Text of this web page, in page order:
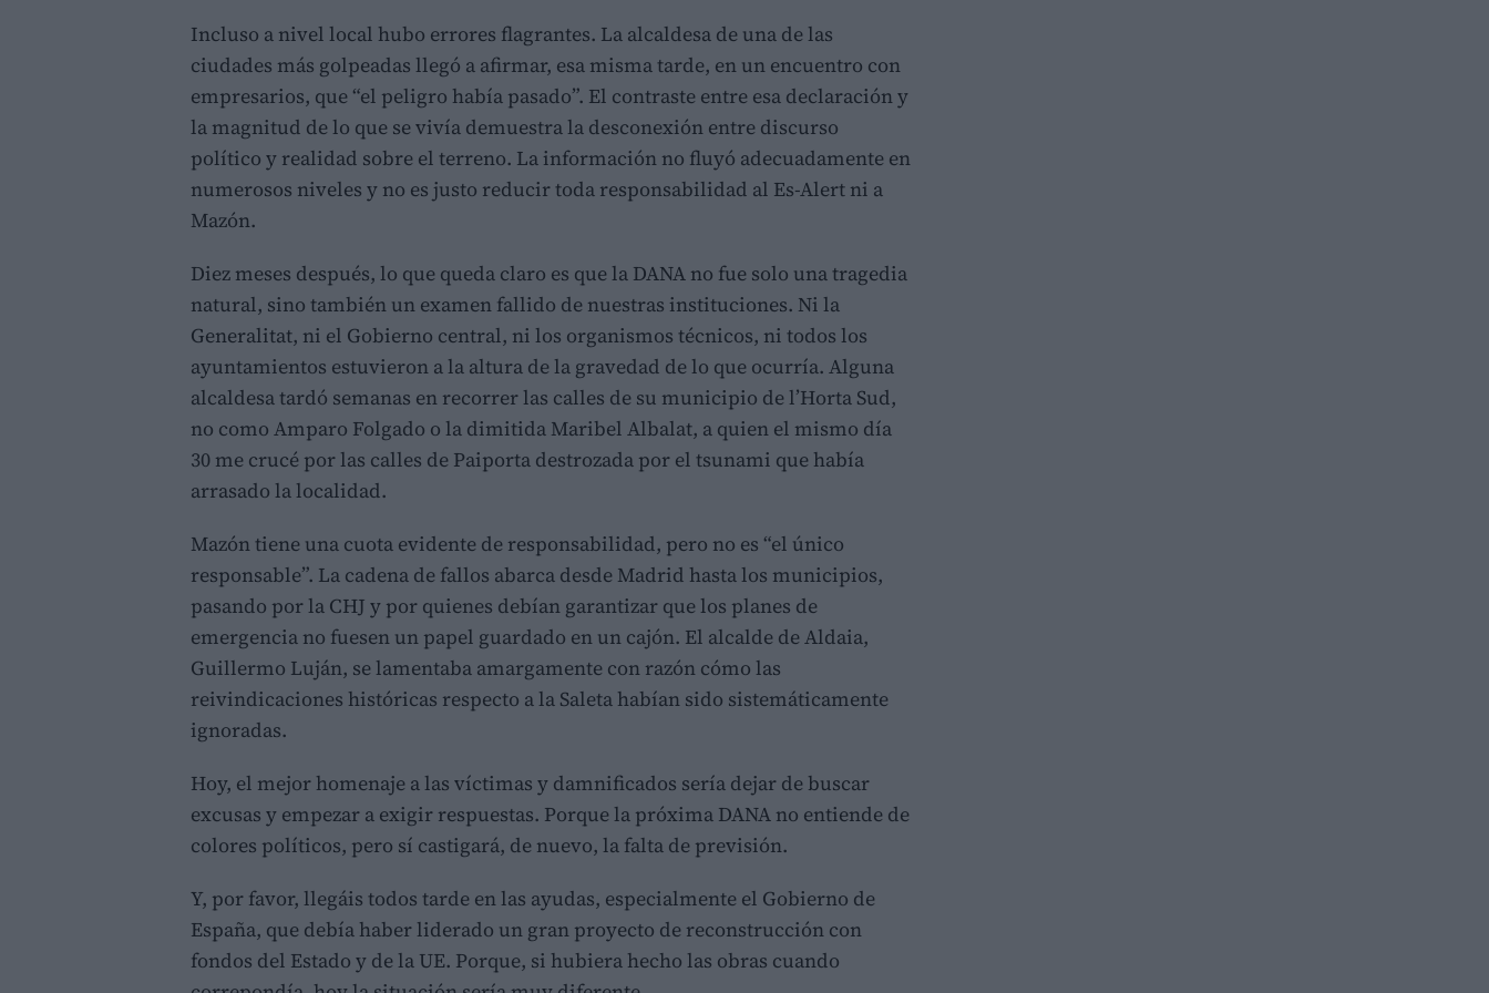
Incluso a nivel local hubo errores flagrantes. La alcaldesa de una de las
ciudades más golpeadas llegó a afirmar, esa misma tarde, en un encuentro con
empresarios, que “el peligro había pasado”. El contraste entre esa declaración y
la magnitud de lo que se vivía demuestra la desconexión entre discurso
político y realidad sobre el terreno. La información no fluyó adecuadamente en
numerosos niveles y no es justo reducir toda responsabilidad al Es-Alert ni a
Mazón.
Diez meses después, lo que queda claro es que la DANA no fue solo una tragedia
natural, sino también un examen fallido de nuestras instituciones. Ni la
Generalitat, ni el Gobierno central, ni los organismos técnicos, ni todos los
ayuntamientos estuvieron a la altura de la gravedad de lo que ocurría. Alguna
alcaldesa tardó semanas en recorrer las calles de su municipio de l’Horta Sud,
no como Amparo Folgado o la dimitida Maribel Albalat, a quien el mismo día
30 me crucé por las calles de Paiporta destrozada por el tsunami que había
arrasado la localidad.
Mazón tiene una cuota evidente de responsabilidad, pero no es “el único
responsable”. La cadena de fallos abarca desde Madrid hasta los municipios,
pasando por la CHJ y por quienes debían garantizar que los planes de
emergencia no fuesen un papel guardado en un cajón. El alcalde de Aldaia,
Guillermo Luján, se lamentaba amargamente con razón cómo las
reivindicaciones históricas respecto a la Saleta habían sido sistemáticamente
ignoradas.
Hoy, el mejor homenaje a las víctimas y damnificados sería dejar de buscar
excusas y empezar a exigir respuestas. Porque la próxima DANA no entiende de
colores políticos, pero sí castigará, de nuevo, la falta de previsión.
Y, por favor, llegáis todos tarde en las ayudas, especialmente el Gobierno de
España, que debía haber liderado un gran proyecto de reconstrucción con
fondos del Estado y de la UE. Porque, si hubiera hecho las obras cuando